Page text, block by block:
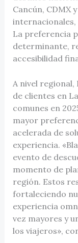
Cancún, CDMX
internacionales,
La preferencia
determinante,
accesibilidad
A nivel regional,
de clientes en
comunes en
mayor
acelerada de
experiencia.
evento de
momento de
región. Estos
fortaleciendo
experiencia
vez mayores y
los viajeros»,